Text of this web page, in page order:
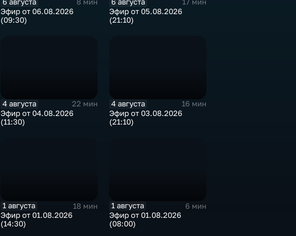
8 мин
Эфир от 06.08.2026
(09:30)
17 мин
Эфир от 05.08.2026
(21:10)
4 августа
22 мин
Эфир от 04.08.2026
(11:30)
4 августа
16 мин
Эфир от 03.08.2026
(21:10)
1 августа
18 мин
Эфир от 01.08.2026
(14:30)
1 августа
6 мин
Эфир от 01.08.2026
(08:00)